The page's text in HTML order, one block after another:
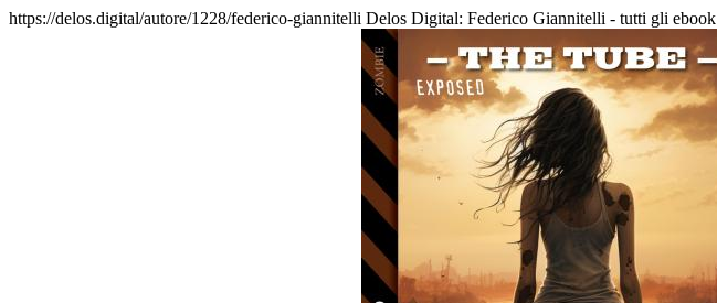
https://delos.digital/autore/1228/federico-giannitelli Delos Digital: Federico Giannitelli - tutti gli ebook